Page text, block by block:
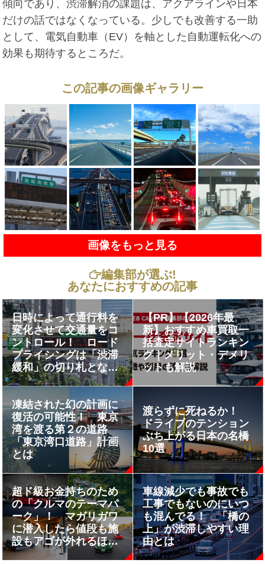
傾向であり、渋滞解消の課題は、アクアラインや日本
だけの話ではなくなっている。少しでも改善する一助
として、電気自動車（EV）を軸とした自動運転化への
効果も期待するところだ。
この記事の画像ギャラリー
画像をもっと見る
編集部が選ぶ!
あなたにおすすめの記事
日時によって通行料を
変化させて交通量をコ
ントロール！ ロード
プライシングは「渋滞
緩和」の切り札となる
か？
【PR】【2026年最
新】おすすめ車買取一
括査定サイトランキン
グ｜メリット・デメリ
ットも解説
凍結された幻の計画に
復活の可能性！ 東京
湾を渡る第２の道路
「東京湾口道路」計画
とは
渡らずに死ねるか！
ドライブのテンション
ぶち上がる日本の名橋
10選
超ド級お金持ちのため
の「クルマのテーマパ
ーク」！ マガリガワ
に潜入したら値段も施
設もアゴが外れるほど
衝撃だった
車線減少でも事故でも
工事でもないのにいつ
も混んでる！ 「橋の
上」が渋滞しやすい理
由とは